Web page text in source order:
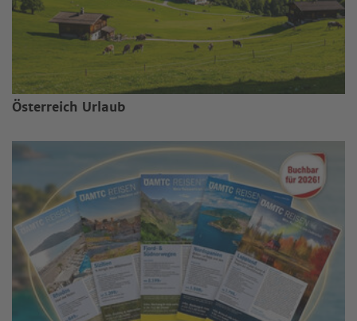
Österreich Urlaub